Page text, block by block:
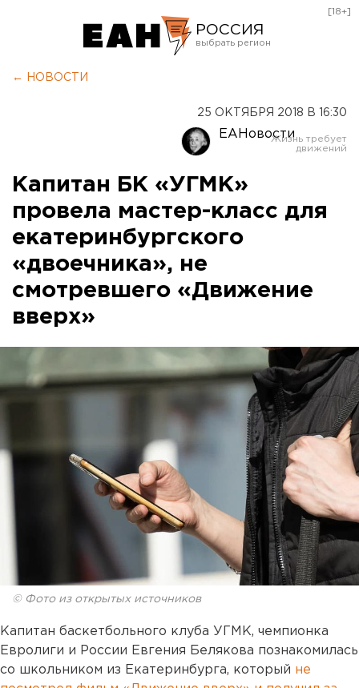
РОССИЯ
Оренбург
[18+]
← НОВОСТИ
25 ОКТЯБРЯ 2018 В 16:30
ЕАНовости
Капитан БК «УГМК»
провела мастер-класс для
екатеринбургского
«двоечника», не
смотревшего «Движение
вверх»
© Фото из открытых источников
Капитан баскетбольного клуба УГМК, чемпионка
Евролиги и России Евгения Белякова познакомилась
со школьником из Екатеринбурга, который не